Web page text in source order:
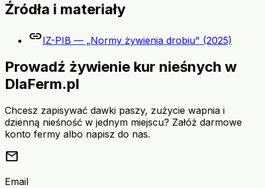
Źródła i materiały
linkIZ-PIB — „Normy żywienia drobiu" (2025)
Prowadź żywienie kur nieśnych w
DlaFerm.pl
Chcesz zapisywać dawki paszy, zużycie wapnia i
dzienną nieśność w jednym miejscu? Załóż darmowe
konto fermy albo napisz do nas.
mail
Email